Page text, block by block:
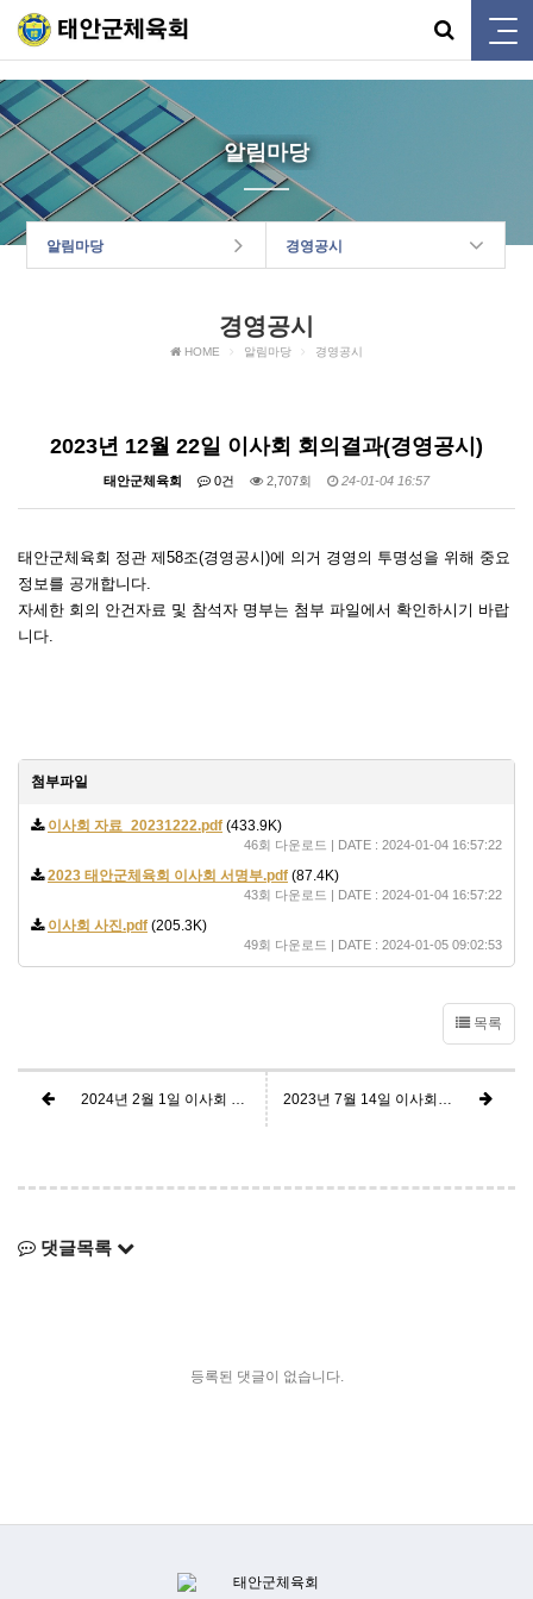
태안군체육회
알림마당
알림마당 경영공시
경영공시
HOME 알림마당 경영공시
2023년 12월 22일 이사회 회의결과(경영공시)
태안군체육회 0건 2,707회 24-01-04 16:57
태안군체육회 정관 제58조(경영공시)에 의거 경영의 투명성을 위해 중요
정보를 공개합니다.
자세한 회의 안건자료 및 참석자 명부는 첨부 파일에서 확인하시기 바랍
니다.
첨부파일
이사회 자료_20231222.pdf (433.9K)
46회 다운로드 | DATE : 2024-01-04 16:57:22
2023 태안군체육회 이사회 서명부.pdf (87.4K)
43회 다운로드 | DATE : 2024-01-04 16:57:22
이사회 사진.pdf (205.3K)
49회 다운로드 | DATE : 2024-01-05 09:02:53
목록
2024년 2월 1일 이사회 회의결과(경영공시) 2023년 7월 14일 이사회 회의결과(경영공시)
댓글목록
등록된 댓글이 없습니다.